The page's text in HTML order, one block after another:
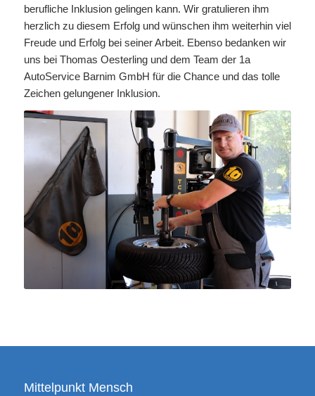
berufliche Inklusion gelingen kann. Wir gratulieren ihm
herzlich zu diesem Erfolg und wünschen ihm weiterhin viel
Freude und Erfolg bei seiner Arbeit. Ebenso bedanken wir
uns bei Thomas Oesterling und dem Team der 1a
AutoService Barnim GmbH für die Chance und das tolle
Zeichen gelungener Inklusion.
Mittelpunkt Mensch